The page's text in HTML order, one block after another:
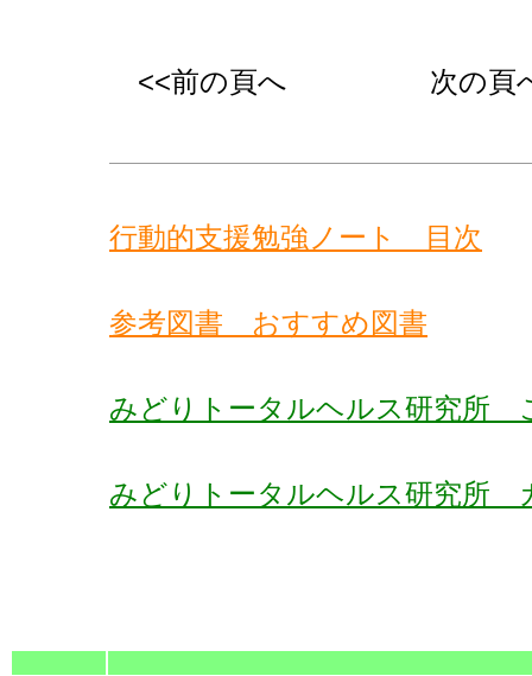
<<前の頁へ 次の頁
行動的支援勉強ノート 目次
参考図書 おすすめ図書
みどりトータルヘルス研究所
みどりトータルヘルス研究所